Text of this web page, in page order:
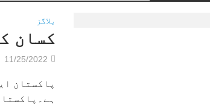
بلاگز
کسان
11/25/2022
پاکستان